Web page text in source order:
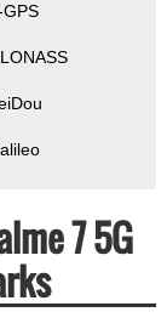
GPS
7 5G